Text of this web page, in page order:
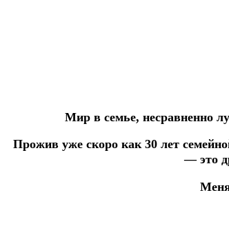
Мир в семье, несравненно
Прожив уже скоро как 30 лет
— это